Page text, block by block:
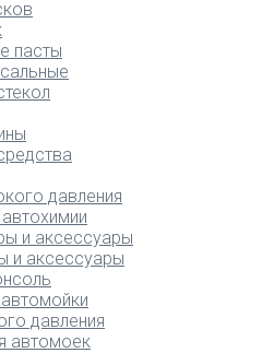
пасты
давления
и аксессуары
и аксессуары
давления
автомоек